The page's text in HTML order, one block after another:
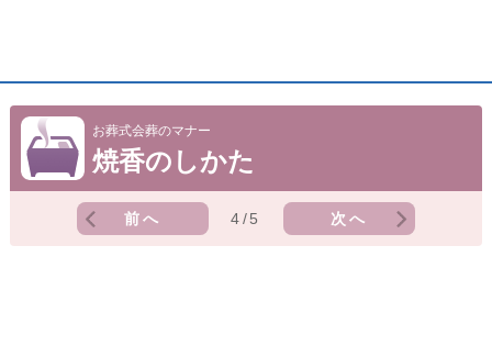
お葬式会葬のマナー
焼香のしかた
前へ 4/5 次へ